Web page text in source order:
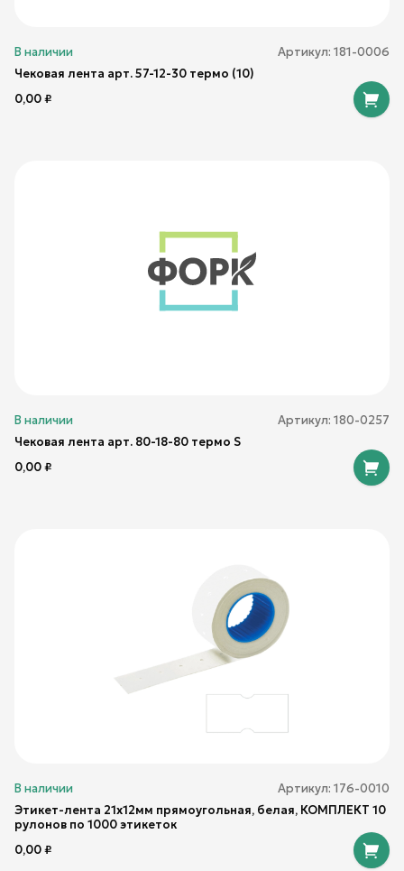
В наличии Артикул: 181-0006
Чековая лента арт. 57-12-30 термо (10)
0,00₽
В наличии Артикул: 180-0257
Чековая лента арт. 80-18-80 термо S
0,00₽
В наличии Артикул: 176-0010
Этикет-лента 21х12мм прямоугольная, белая, КОМПЛЕКТ 10
рулонов по 1000 этикеток
0,00₽